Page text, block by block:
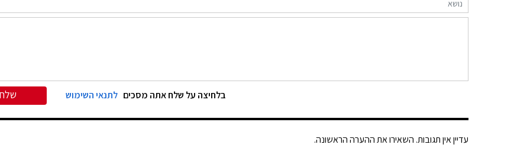
בלחיצה על שלח אתה מסכים לתנאי השימוש
עדיין אין תגובות. השאירו את ההערה הראשונה.